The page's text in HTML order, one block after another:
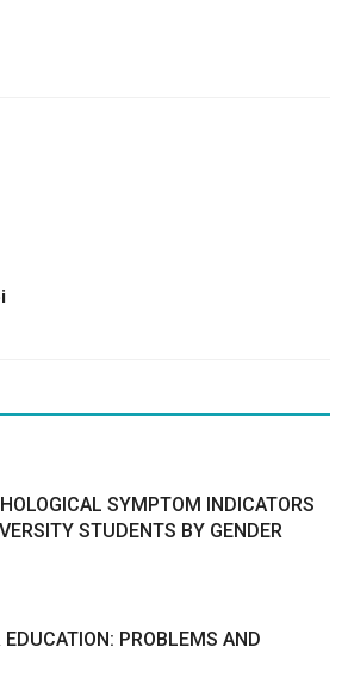
SYMPTOM INDICATORS
STUDENTS BY GENDER
PROBLEMS AND